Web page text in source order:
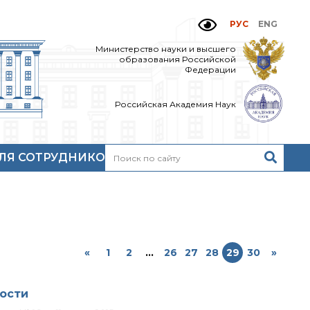
РУС ENG
Министерство науки и высшего
образования Российской
Федерации
Российская Академия Наук
СОТРУДНИКОВ
« 1 2 ... 26 27 28 29 30 »